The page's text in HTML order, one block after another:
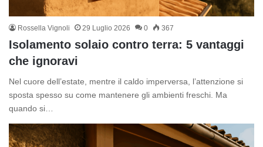
Rossella Vignoli 29 Luglio 2026 0 367
Isolamento solaio contro terra: 5 vantaggi
che ignoravi
Nel cuore dell’estate, mentre il caldo imperversa, l’attenzione si
sposta spesso su come mantenere gli ambienti freschi. Ma
quando si…